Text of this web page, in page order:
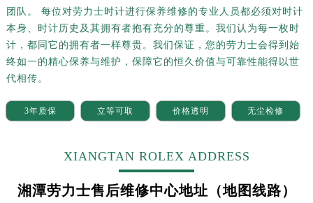
团队。 每位对劳力士时计进行保养维修的专业人员都必须对时计
本身、时计历史及其拥有者抱有充分的尊重。我们认为每一枚时
计，都同它的拥有者一样尊贵。我们保证，您的劳力士会得到始
终如一的精心保养与维护，保障它的恒久价值与可靠性能得以世
代相传。
3年质保 立等可取 价格透明 无尘检修
XIANGTAN ROLEX ADDRESS
湘潭劳力士售后维修中心地址（地图线路）